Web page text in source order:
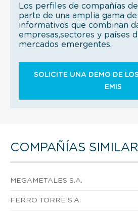
Los perfiles de compañías
parte de una amplia gama
informativos que combinan
empresas,sectores y países
mercados emergentes.
SOLICITE UNA DEMO DE
EMIS
COMPAÑÍAS
MEGAMETALES S.A.
FERRO TORRE S.A.